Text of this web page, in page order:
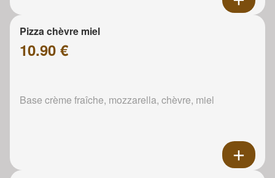
Pizza chèvre miel
10.90 €
Base crème fraîche, mozzarella, chèvre, miel